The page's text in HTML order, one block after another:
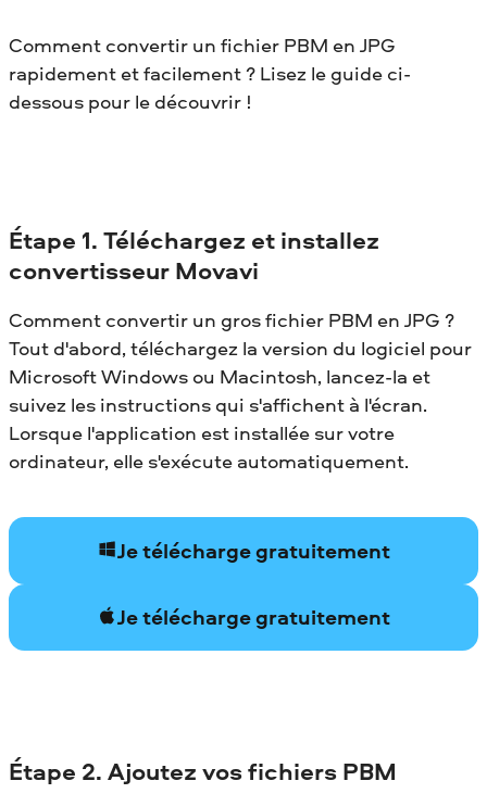
Comment convertir un fichier PBM en JPG
rapidement et facilement ? Lisez le guide ci-
dessous pour le découvrir !
Étape 1. Téléchargez et installez
convertisseur Movavi
Comment convertir un gros fichier PBM en JPG ?
Tout d'abord, téléchargez la version du logiciel pour
Microsoft Windows ou Macintosh, lancez-la et
suivez les instructions qui s'affichent à l'écran.
Lorsque l'application est installée sur votre
ordinateur, elle s'exécute automatiquement.
Je télécharge gratuitement
Je télécharge gratuitement
Étape 2. Ajoutez vos fichiers PBM